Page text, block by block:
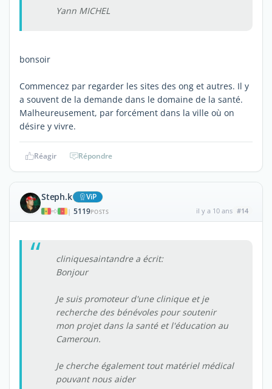
Yann MICHEL
bonsoir
Commencez par regarder les sites des ong et autres. Il y
a souvent de la demande dans le domaine de la santé.
Malheureusement, par forcément dans la ville où on
désire y vivre.
Réagir Répondre
Steph.k ViP
| 5119POSTS il y a 10 ans #14
cliniquesaintandre a écrit:
Bonjour
Je suis promoteur d'une clinique et je
recherche des bénévoles pour soutenir
mon projet dans la santé et l'éducation au
Cameroun.
Je cherche également tout matériel médical
pouvant nous aider